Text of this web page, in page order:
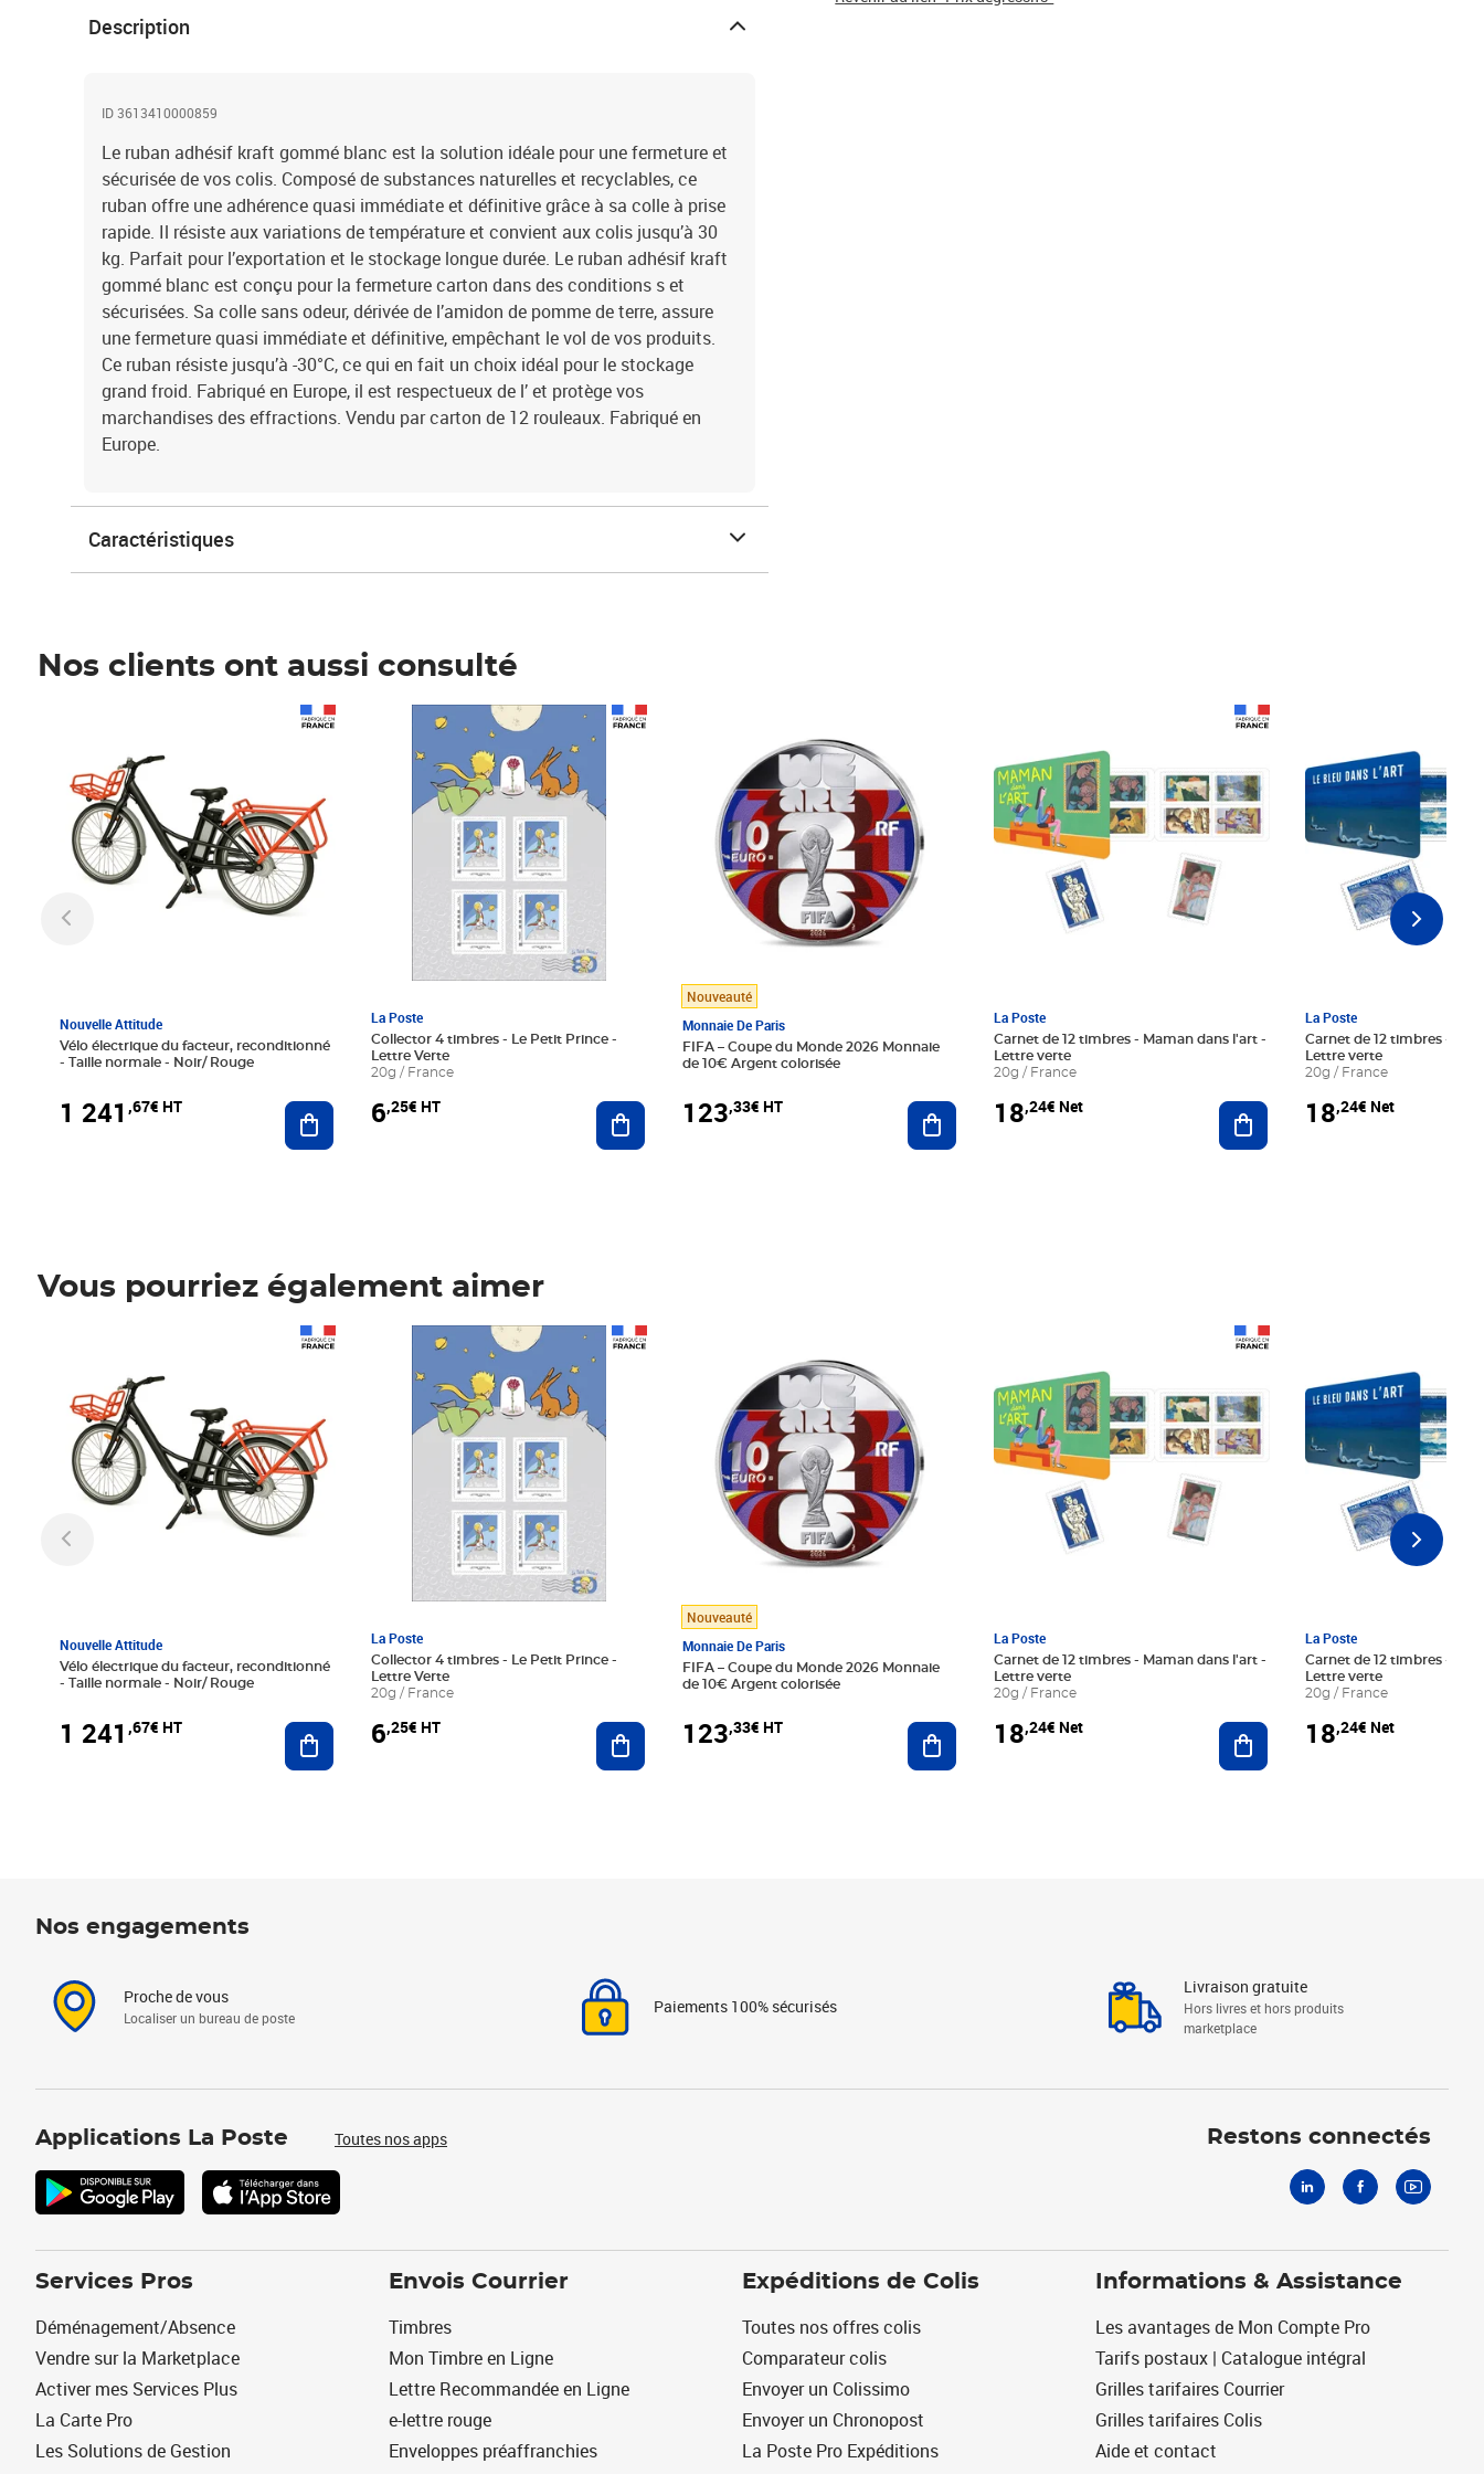
Description
ID 3613410000859
Le ruban adhésif kraft gommé blanc est la solution idéale pour une fermeture et
sécurisée de vos colis. Composé de substances naturelles et recyclables, ce
ruban offre une adhérence quasi immédiate et définitive grâce à sa colle à prise
rapide. Il résiste aux variations de température et convient aux colis jusqu’à 30
kg. Parfait pour l’exportation et le stockage longue durée. Le ruban adhésif kraft
gommé blanc est conçu pour la fermeture carton dans des conditions s et
sécurisées. Sa colle sans odeur, dérivée de l’amidon de pomme de terre, assure
une fermeture quasi immédiate et définitive, empêchant le vol de vos produits.
Ce ruban résiste jusqu’à -30°C, ce qui en fait un choix idéal pour le stockage
grand froid. Fabriqué en Europe, il est respectueux de l’ et protège vos
marchandises des effractions. Vendu par carton de 12 rouleaux. Fabriqué en
Europe.
Caractéristiques
Nos clients ont aussi consulté
Nouvelle Attitude
Vélo électrique du facteur, reconditionné
- Taille normale - Noir/ Rouge
1 241 ,67€ HT Ajouter au panier
La Poste
Collector 4 timbres - Le Petit Prince -
Lettre Verte
20g / France
6,25€ HT
Prix 6,25€ HT
Ajouter au panier
Nouveauté
Monnaie De Paris
FIFA – Coupe du Monde 2026 Monnaie
de 10€ Argent colorisée
123,33€ HT Ajouter au panier
La Poste
Carnet de 12 timbres - Maman dans l'art -
Lettre verte
20g / France
18,24€ Net Ajouter au panier
La Poste
Carnet de 12 timbres - Le
Lettre verte
20g / France
18,24€ Net
Vous pourriez également aimer
Nouvelle Attitude
Vélo électrique du facteur, reconditionné
- Taille normale - Noir/ Rouge
1 241 ,67€ HT Ajouter au panier
La Poste
Collector 4 timbres - Le Petit Prince -
Lettre Verte
20g / France
6,25€ HT
Prix 6,25€ HT
Ajouter au panier
Nouveauté
Monnaie De Paris
FIFA – Coupe du Monde 2026 Monnaie
de 10€ Argent colorisée
123,33€ HT Ajouter au panier
La Poste
Carnet de 12 timbres - Maman dans l'art -
Lettre verte
20g / France
18,24€ Net Ajouter au panier
La Poste
Carnet de 12 timbres - Le
Lettre verte
20g / France
18,24€ Net
Nos engagements
Proche de vous
Localiser un bureau de poste
Paiements 100% sécurisés
Livraison gratuite
Hors livres et hors produits
marketplace
Applications La Poste Toutes nos apps Restons connectés
Services Pros
Déménagement/Absence
Vendre sur la Marketplace
Activer mes Services Plus
La Carte Pro
Les Solutions de Gestion
Envois Courrier
Timbres
Mon Timbre en Ligne
Lettre Recommandée en Ligne
e-lettre rouge
Enveloppes préaffranchies
Expéditions de Colis
Toutes nos offres colis
Comparateur colis
Envoyer un Colissimo
Envoyer un Chronopost
La Poste Pro Expéditions
Informations & Assistance
Les avantages de Mon Compte Pro
Tarifs postaux | Catalogue intégral
Grilles tarifaires Courrier
Grilles tarifaires Colis
Aide et contact